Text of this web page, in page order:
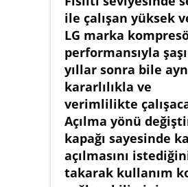
ile çalışan yüksek
LG marka
performansıyla
yıllar sonra bile
kararlılıkla ve
verimlilikte
Açılma yönü
kapağı sayesinde
açılmasını
takarak kullanım